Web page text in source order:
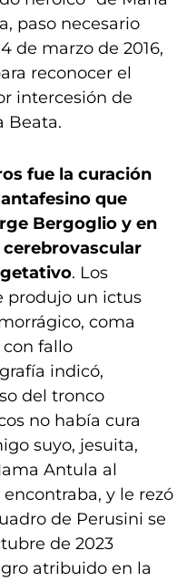
paso necesario
de marzo de 2016,
reconocer el
intercesión de
Beata.
fue la curación
que
Bergoglio y en
. Los
produjo un ictus
coma
fallo
indicó,
del tronco
no había cura
suyo, jesuita,
Antula al
y le rezó
de Perusini se
de 2023
atribuido en la